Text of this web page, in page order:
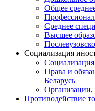
Общее
Среднее
Высшее
Социализация
Права и
Беларусь
Противодействие